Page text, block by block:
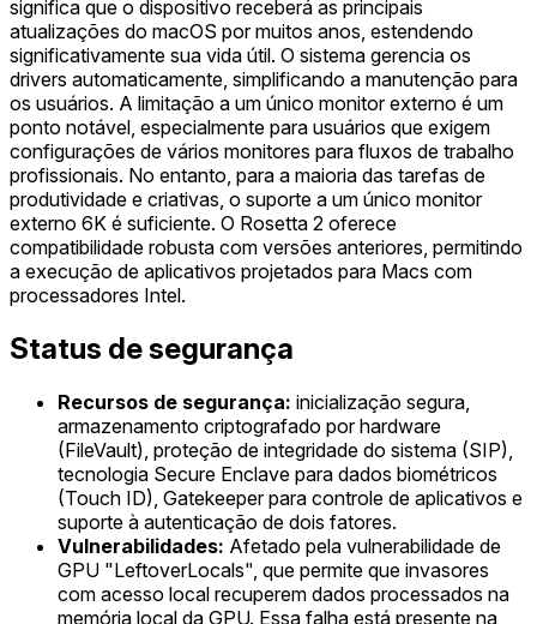
significa que o dispositivo receberá as principais
atualizações do macOS por muitos anos, estendendo
significativamente sua vida útil. O sistema gerencia os
drivers automaticamente, simplificando a manutenção para
os usuários. A limitação a um único monitor externo é um
ponto notável, especialmente para usuários que exigem
configurações de vários monitores para fluxos de trabalho
profissionais. No entanto, para a maioria das tarefas de
produtividade e criativas, o suporte a um único monitor
externo 6K é suficiente. O Rosetta 2 oferece
compatibilidade robusta com versões anteriores, permitindo
a execução de aplicativos projetados para Macs com
processadores Intel.
Status de segurança
Recursos de segurança: inicialização segura,
armazenamento criptografado por hardware
(FileVault), proteção de integridade do sistema (SIP),
tecnologia Secure Enclave para dados biométricos
(Touch ID), Gatekeeper para controle de aplicativos e
suporte à autenticação de dois fatores.
Vulnerabilidades: Afetado pela vulnerabilidade de
GPU "LeftoverLocals", que permite que invasores
com acesso local recuperem dados processados na
memória local da GPU. Essa falha está presente na